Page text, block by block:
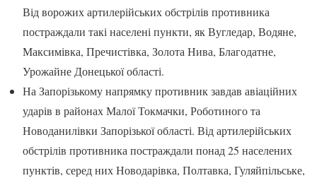
Від ворожих артилерійських обстрілів противника
постраждали такі населені пункти, як Вугледар, Водяне,
Максимівка, Пречистівка, Золота Нива, Благодатне,
Урожайне Донецької області.
На Запорізькому напрямку противник завдав авіаційних
ударів в районах Малої Токмачки, Роботиного та
Новоданилівки Запорізької області. Від артилерійських
обстрілів противника постраждали понад 25 населених
пунктів, серед них Новодарівка, Полтавка, Гуляйпільське,